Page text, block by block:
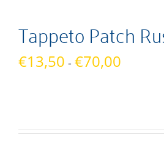
Tappeto Patch
€13,50 - €70,00